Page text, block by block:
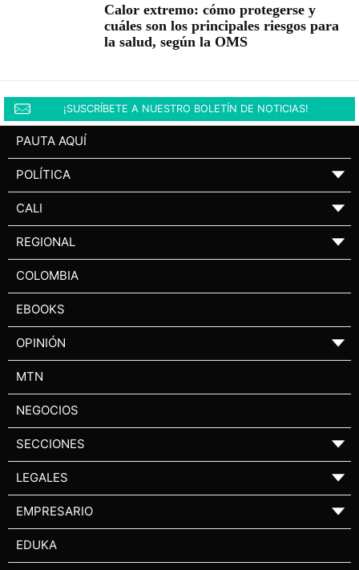
Calor extremo: cómo protegerse y
cuáles son los principales riesgos para
la salud, según la OMS
¡SUSCRÍBETE A NUESTRO BOLETÍN DE NOTICIAS!
PAUTA AQUÍ
POLÍTICA ▼
CALI ▼
REGIONAL ▼
COLOMBIA
EBOOKS
OPINIÓN ▼
MTN
NEGOCIOS
SECCIONES ▼
LEGALES ▼
EMPRESARIO ▼
EDUKA